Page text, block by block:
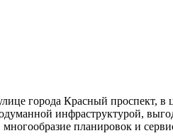
города Красный проспект, в
инфраструктурой,
планировок и